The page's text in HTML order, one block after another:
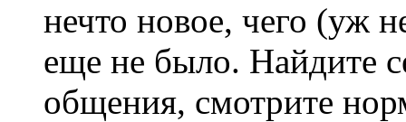
нечто новое, чего (уж
еще не было. Найдите
общения, смотрите